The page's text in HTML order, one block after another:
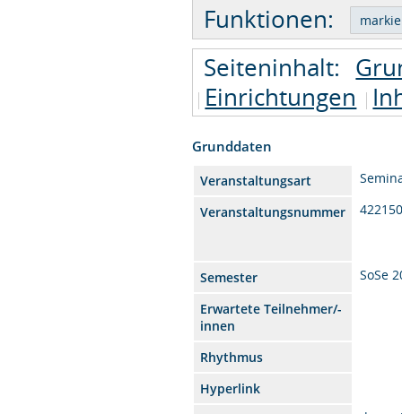
Funktionen:
Seiteninhalt:
Einrichtungen
Grunddaten
Veranstaltungsart
Veranstaltungsnummer
Semester
SoSe
Erwartete Teilnehmer/-
innen
Rhythmus
Hyperlink